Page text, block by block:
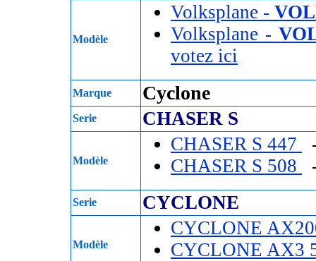
Modèle
Volksplane -
Volksplane -
votez ici
Marque Cyclone
Serie CHASER S
Modèle
CHASER S 447
CHASER S 508
Serie CYCLONE
Modèle
CYCLONE
CYCLONE AX3